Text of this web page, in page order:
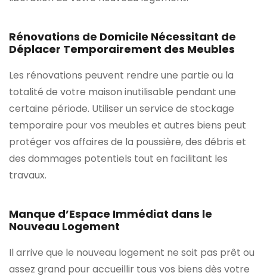
Rénovations de Domicile Nécessitant de
Déplacer Temporairement des Meubles
Les rénovations peuvent rendre une partie ou la
totalité de votre maison inutilisable pendant une
certaine période. Utiliser un service de stockage
temporaire pour vos meubles et autres biens peut
protéger vos affaires de la poussière, des débris et
des dommages potentiels tout en facilitant les
travaux.
Manque d’Espace Immédiat dans le
Nouveau Logement
Il arrive que le nouveau logement ne soit pas prêt ou
assez grand pour accueillir tous vos biens dès votre